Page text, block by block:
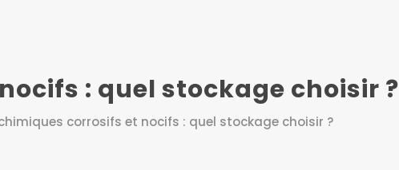
: quel stockage choisir ?
corrosifs et nocifs : quel stockage choisir ?